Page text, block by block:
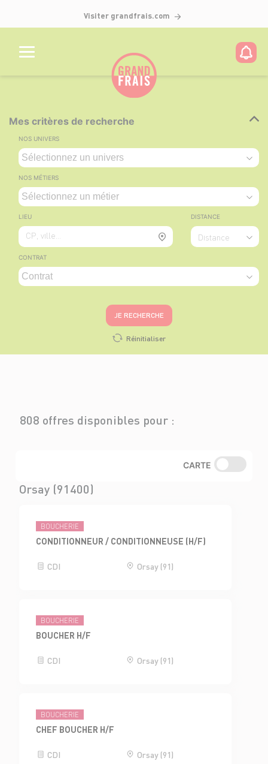
Visiter grandfrais.com
Mes critères de recherche
NOS UNIVERS
NOS MÉTIERS
LIEU
CP, ville...
DISTANCE
Distance
CONTRAT
JE RECHERCHE
Réinitialiser
808 offres disponibles pour :
CARTE
Orsay (91400)
BOUCHERIE
CONDITIONNEUR / CONDITIONNEUSE (H/F)
CDI Orsay (91)
BOUCHERIE
BOUCHER H/F
CDI Orsay (91)
BOUCHERIE
CHEF BOUCHER H/F
CDI Orsay (91)